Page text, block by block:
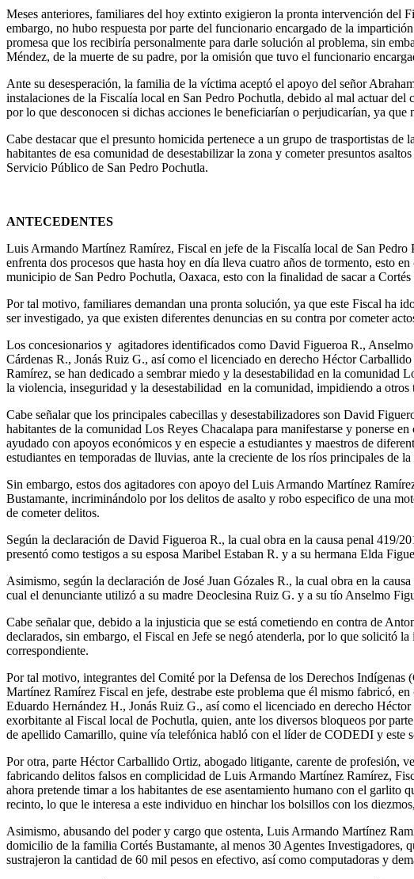
Meses anteriores, familiares del hoy extinto exigieron la pronta intervención del
embargo, no hubo respuesta por parte del funcionario encargado de la
promesa que los recibiría personalmente para darle solución al problema, sin
Méndez, de la muerte de su padre, por la omisión que tuvo el funcionario
Ante su desesperación, la familia de la víctima aceptó el apoyo del señor
instalaciones de la Fiscalía local en San Pedro Pochutla, debido al mal actuar
por lo que desconocen si dichas acciones le beneficiarían o perjudicarían, ya
Cabe destacar que el presunto homicida pertenece a un grupo de trasportistas
habitantes de esa comunidad de desestabilizar la zona y cometer presuntos
Servicio Público de San Pedro Pochutla.
ANTECEDENTES
Luis Armando Martínez Ramírez, Fiscal en jefe de la Fiscalía local de San
enfrenta dos procesos que hasta hoy en día lleva cuatro años de tormento, esto
municipio de San Pedro Pochutla, Oaxaca, esto con la finalidad de sacar a
Por tal motivo, familiares demandan una pronta solución, ya que este Fiscal ha
ser investigado, ya que existen diferentes denuncias en su contra por cometer
Los concesionarios y agitadores identificados como David Figueroa R.,
Cárdenas R., Jonás Ruiz G., así como el licenciado en derecho Héctor
Ramírez, se han dedicado a sembrar miedo y la desestabilidad en la
la violencia, inseguridad y la desestabilidad en la comunidad, impidiendo a
Cabe señalar que los principales cabecillas y desestabilizadores son David
habitantes de la comunidad Los Reyes Chacalapa para manifestarse y ponerse
ayudado con apoyos económicos y en especie a estudiantes y maestros de
estudiantes en temporadas de lluvias, ante la creciente de los ríos principales de
Sin embargo, estos dos agitadores con apoyo del Luis Armando Martínez
Bustamante, incriminándolo por los delitos de asalto y robo especifico de una
de cometer delitos.
Según la declaración de David Figueroa R., la cual obra en la causa penal 419/
presentó como testigos a su esposa Maribel Estaban R. y a su hermana Elda
Asimismo, según la declaración de José Juan Gózales R., la cual obra en la
cual el denunciante utilizó a su madre Deoclesina Ruiz G. y a su tío Anselmo
Cabe señalar que, debido a la injusticia que se está cometiendo en contra de
declarados, sin embargo, el Fiscal en Jefe se negó atenderla, por lo que solicitó
correspondiente.
Por tal motivo, integrantes del Comité por la Defensa de los Derechos
Martínez Ramírez Fiscal en jefe, destrabe este problema que él mismo fabricó,
Eduardo Hernández H., Jonás Ruiz G., así como el licenciado en derecho
exorbitante al Fiscal local de Pochutla, quien, ante los diversos bloqueos por
de apellido Camarillo, quine vía telefónica habló con el líder de CODEDI y este
Por otra, parte Héctor Carballido Ortiz, abogado litigante, carente de profesión,
fabricando delitos falsos en complicidad de Luis Armando Martínez Ramírez,
ahora pretende timar a los habitantes de ese asentamiento humano con el
recinto, lo que le interesa a este individuo en hinchar los bolsillos con los
Asimismo, abusando del poder y cargo que ostenta, Luis Armando Martínez
domicilio de la familia Cortés Bustamante, al menos 30 Agentes Investigadores,
sustrajeron la cantidad de 60 mil pesos en efectivo, así como computadoras y